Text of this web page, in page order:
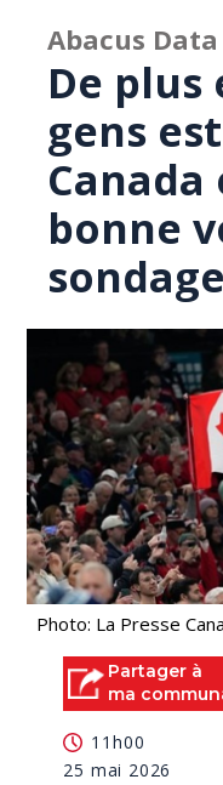
Abacus Data
De plus
gens
Canada
bonne
sondage
Photo: La Presse
Partager à
ma
11h00
25 mai 2026